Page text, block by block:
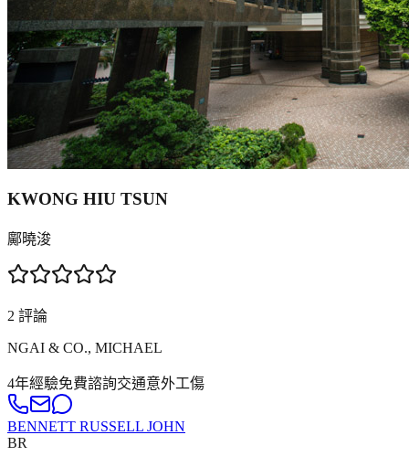
KWONG HIU TSUN
鄺曉浚
2 評論
NGAI & CO., MICHAEL
4年經驗免費諮詢交通意外工傷
BENNETT RUSSELL JOHN
BR